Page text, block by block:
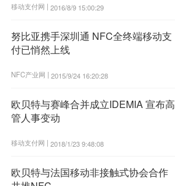
移动支付网 | 2016/8/9 15:00:29
努比亚携手深圳通 NFC全终端移动支
付已悄然上线
NFC产业网 | 2015/9/24 16:20:28
欧贝特与赛峰合并成立IDEMIA 宣布高
管人事变动
移动支付网 | 2018/1/23 9:48:08
欧贝特与法国移动非接触式协会合作